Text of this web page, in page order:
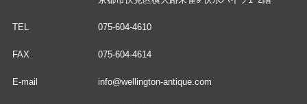
TEL 075-604-4610
FAX 075-604-4614
E-mail info@wellington-antique.com